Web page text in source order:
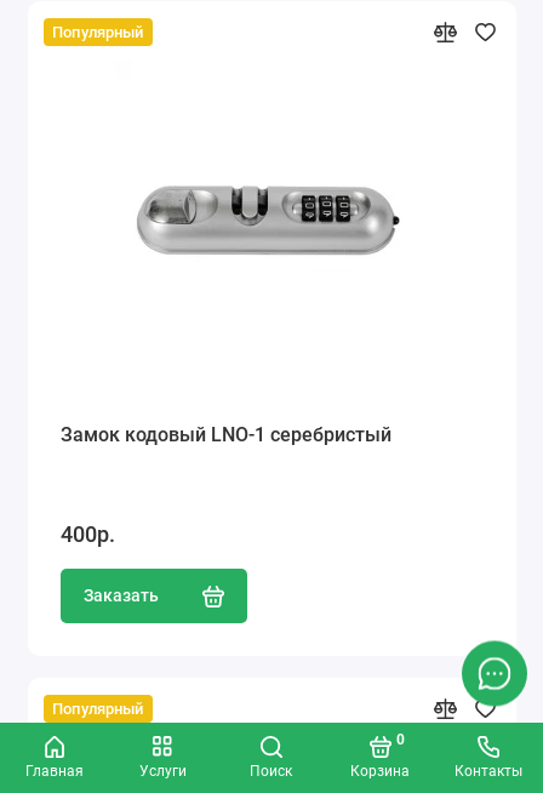
Главная Услуги Поиск Корзина
0
Контакты
Популярный
Замок кодовый LNO-1 серебристый
400р.
Заказать
Популярный